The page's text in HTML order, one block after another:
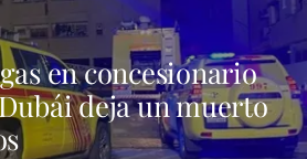
en concesionario
deja un muerto